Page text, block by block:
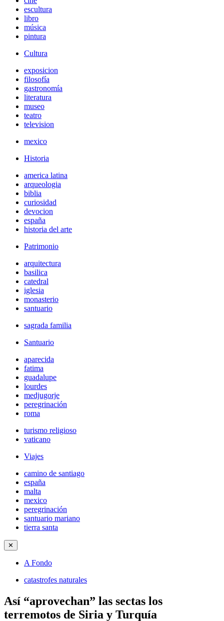
escultura
libro
música
pintura
Cultura
exposicion
filosofía
gastronomía
literatura
museo
teatro
television
mexico
Historia
america latina
arqueologia
biblia
curiosidad
devocion
españa
historia del arte
Patrimonio
arquitectura
basilica
catedral
iglesia
monasterio
santuario
sagrada familia
Santuario
aparecida
fatima
guadalupe
lourdes
medjugorje
peregrinación
roma
turismo religioso
vaticano
Viajes
camino de santiago
españa
malta
mexico
peregrinación
santuario mariano
tierra santa
✕
A Fondo
catastrofes naturales
Así “aprovechan” las sectas los
terremotos de Siria y Turquía